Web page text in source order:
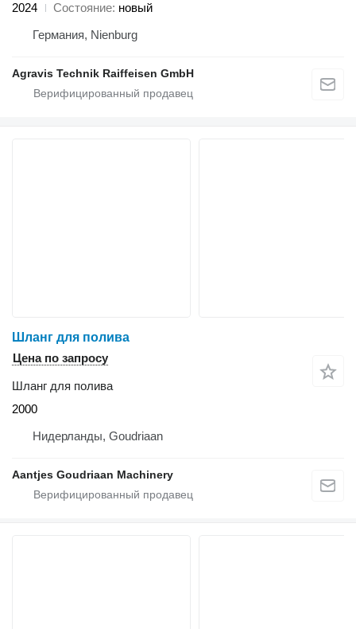
2024
Состояние новый
Германия, Nienburg
Agravis Technik Raiffeisen GmbH
Шланг для полива
Цена по запросу
Шланг для полива
2000
Нидерланды, Goudriaan
Aantjes Goudriaan Machinery